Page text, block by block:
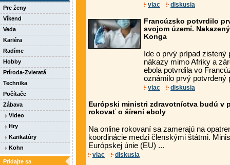
Pre ženy
Víkend
Veda
Kariéra
Radíme
Hobby
Príroda-Zvieratá
Technika
Počítače
Zábava
Video
Hry
Karikatúry
Kohn
Pridajte sa
viac diskusia
Francúzsko potvrdilo
svojom území.
Konga
Ide o prvý prípad
nákazy mimo Afriky a
ebola potvrdila vo
oznámilo prvý potvrdený
viac diskusia
Európski ministri zdravotníctva budú v
rokovať o šírení eboly
Na online rokovaní sa zamerajú na
koordinácie medzi členskými štátmi.
Európskej únie (EU) ...
viac diskusia